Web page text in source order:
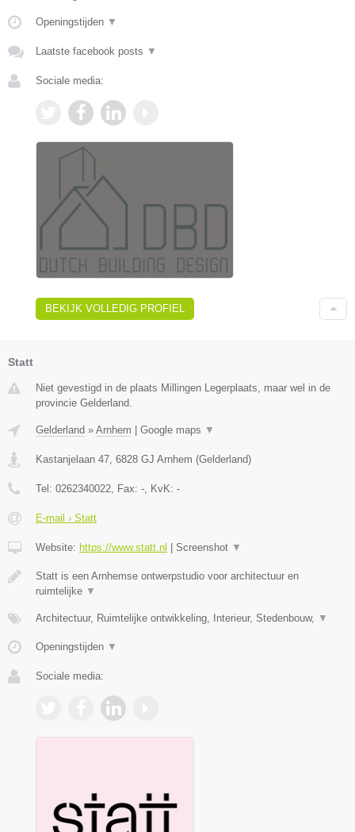
Openingstijden ▼
Laatste facebook posts ▼
Sociale media:
BEKIJK VOLLEDIG PROFIEL
Statt
Niet gevestigd in de plaats Millingen Legerplaats, maar wel in de
provincie Gelderland.
Gelderland » Arnhem Google maps ▼
Kastanjelaan 47, 6828 GJ Arnhem (Gelderland)
Tel: 0262340022, Fax: -, KvK: -
E-mail › Statt
Website: https://www.statt.nl Screenshot ▼
Statt is een Arnhemse ontwerpstudio voor architectuur en
ruimtelijke ▼
Architectuur, Ruimtelijke ontwikkeling, Interieur, Stedenbouw, ▼
Openingstijden ▼
Sociale media: